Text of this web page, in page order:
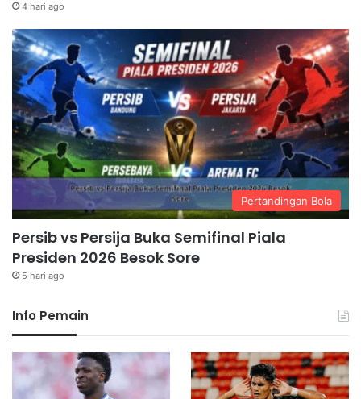
4 hari ago
Pertandingan Bola
Persib vs Persija Buka Semifinal Piala
Presiden 2026 Besok Sore
5 hari ago
Info Pemain